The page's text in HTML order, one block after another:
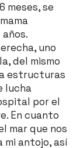
meses, se
uno
del mismo
estructuras
lucha
por el
En cuanto
mar que nos
mi antojo, así